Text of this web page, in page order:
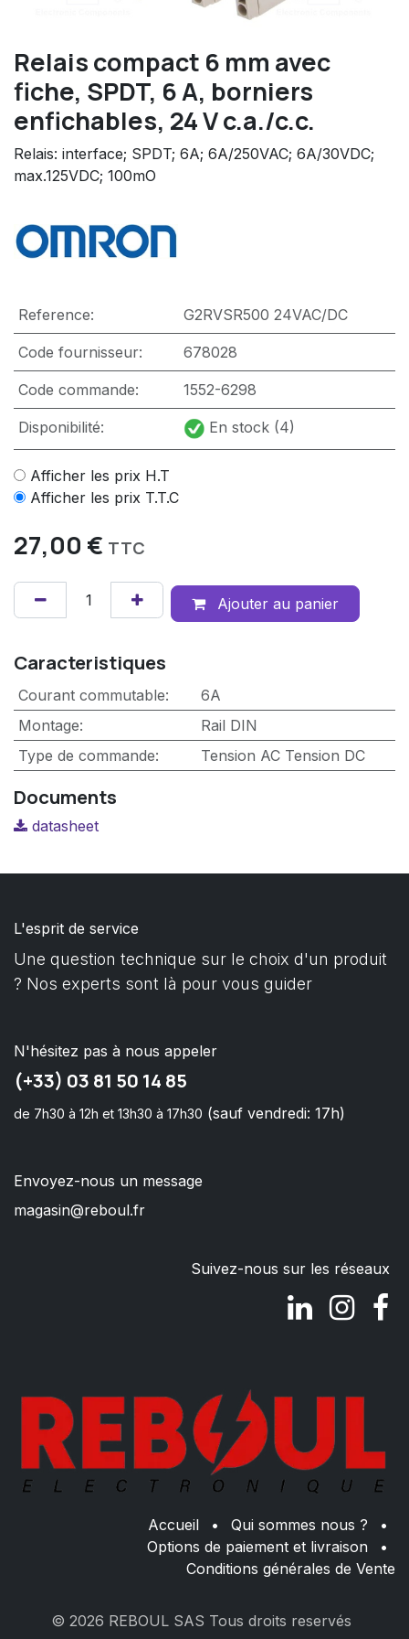
Relais compact 6 mm avec
fiche, SPDT, 6 A, borniers
enfichables, 24 V c.a./c.c.
Relais: interface; SPDT; 6A; 6A/250VAC; 6A/30VDC;
max.125VDC; 100mO
Reference: G2RVSR500 24VAC/DC
Code fournisseur: 678028
Code commande: 1552-6298
Disponibilité: En stock (4)
Afficher les prix H.T
Afficher les prix T.T.C
27,00 € TTC
Ajouter au panier
Caracteristiques
Courant commutable:
6A
Montage:
Rail DIN
Type de commande: Tension AC Tension DC
Documents
datasheet
L'esprit de service
Une question technique sur le choix d'un produit
? Nos experts sont là pour vous guider
N'hésitez pas à nous appeler
(+33) 03 81 50 14 85
de 7h30 à 12h et 13h30 à 17h30 (sauf vendredi: 17h)
Envoyez-nous un message
magasin@reboul.fr
Suivez-nous sur les réseaux
Accueil • Qui sommes nous ?
•
Options de paiement et livraison
•
Conditions générales de Vente
© 2026 REBOUL SAS Tous droits reservés